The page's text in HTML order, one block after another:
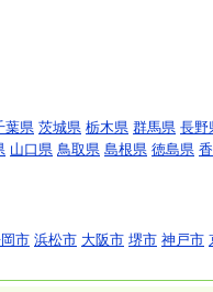
葉県 茨城県 栃木県 群馬県 長野
山口県 鳥取県 島根県 徳島県
市 浜松市 大阪市 堺市 神戸市